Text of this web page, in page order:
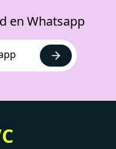
en Whatsapp